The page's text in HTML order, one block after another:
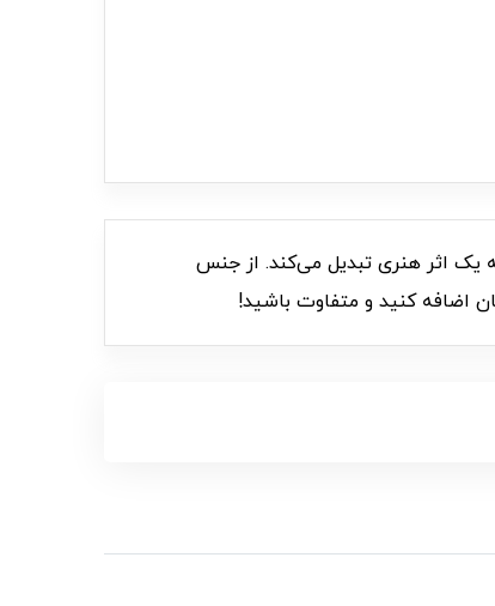
یک اثر هنری تبدیل می‌کند. از جنس
اضافه کنید و متفاوت باشید!